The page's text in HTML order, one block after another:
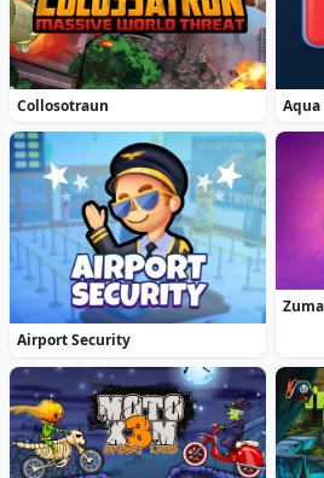
Collosotraun Aqua
Airport Security